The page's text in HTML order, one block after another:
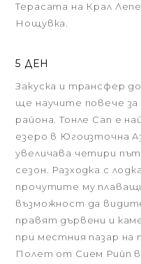
Терасата на Крал
Нощувка.
5 ДЕН
Закуска и трансфер
ще научите повече
района. Тонле Сап е
езеро в Югоизточна
увеличава четири
сезон. Разходка с
прочутите му
възможност да
правят дървени и
при местния пазар
Полет от Сием Рийп в